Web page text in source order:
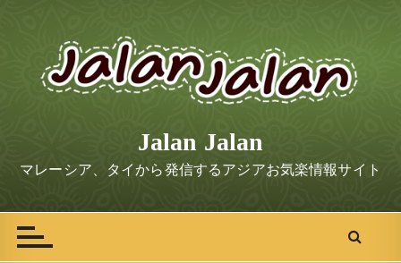
t
Jalan Jalan
マレーシア、タイから発信するアジアお気楽情報サイト